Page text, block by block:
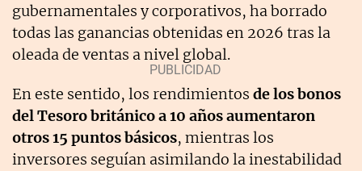
gubernamentales y corporativos, ha borrado
todas las ganancias obtenidas en 2026 tras la
oleada de ventas a nivel global.
En este sentido, los rendimientos de los bonos
del Tesoro británico a 10 años aumentaron
otros 15 puntos básicos, mientras los
inversores seguían asimilando la inestabilidad